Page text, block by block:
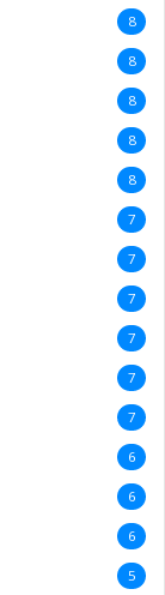
8
8
8
8
8
7
7
7
7
7
7
6
6
6
5